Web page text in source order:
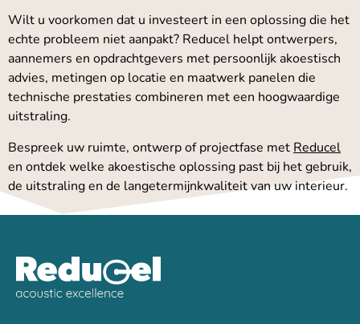
Wilt u voorkomen dat u investeert in een oplossing die het
echte probleem niet aanpakt? Reducel helpt ontwerpers,
aannemers en opdrachtgevers met persoonlijk akoestisch
advies, metingen op locatie en maatwerk panelen die
technische prestaties combineren met een hoogwaardige
uitstraling.
Bespreek uw ruimte, ontwerp of projectfase met Reducel
en ontdek welke akoestische oplossing past bij het gebruik,
de uitstraling en de langetermijnkwaliteit van uw interieur.